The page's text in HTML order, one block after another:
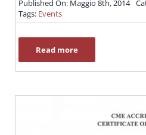
Published On: Maggio 8th, 2014
Tags: Events
Read more